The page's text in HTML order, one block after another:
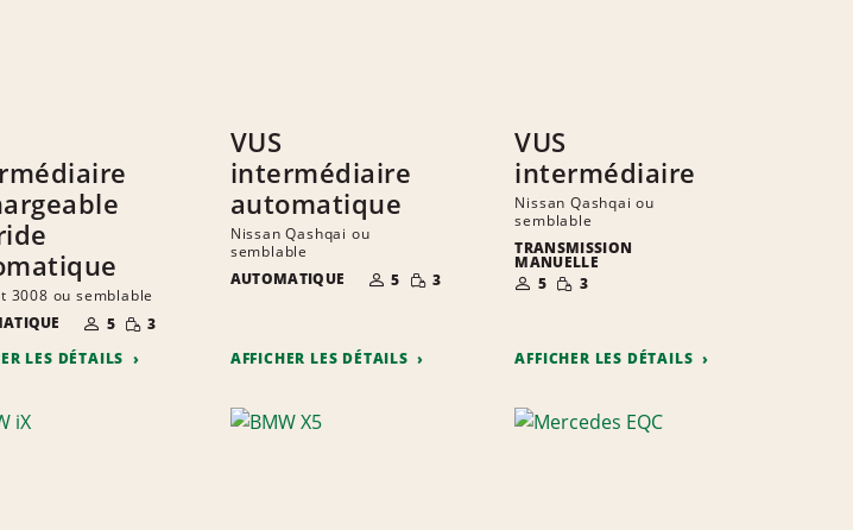
3008 ou semblable
NOMBRE DE
PERSONNES
5 QUANTITÉ
RÉDUITE
3
LES DÉTAILS
VUS
intermédiaire
automatique
Nissan Qashqai ou
semblable
AUTOMATIQUE
NOMBRE DE
PERSONNES
5 QUANTITÉ
RÉDUITE
3
AFFICHER LES DÉTAILS
VUS
intermédiaire
Nissan Qashqai ou
semblable
TRANSMISSION
MANUELLE
NOMBRE DE
PERSONNES
5 QUANTITÉ
RÉDUITE
3
AFFICHER LES DÉTAILS